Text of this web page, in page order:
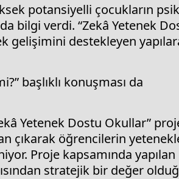
potansiyelli çocukların
bilgi verdi. “Zekâ Yetenek
gelişimini destekleyen
başlıklı konuşması da
Yetenek Dostu Okullar”
çıkarak öğrencilerin
Proje kapsamında yapılan
stratejik bir değer